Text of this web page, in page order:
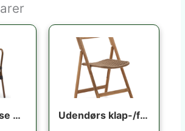
Havestol House of Sander Colmar udendørs spisebordsstol i aluminium lysebrun med sorte detaljer H84ÃB56ÃL64 cm Udendørs klap-/foldestol Kave Home Dandara i FSC-certificeret akacietræ rustik brun